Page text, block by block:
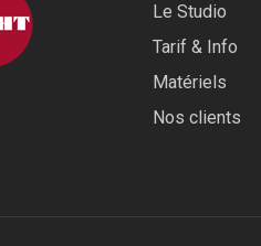
Le Studio
Tarif & Info
Matériels
Nos clients